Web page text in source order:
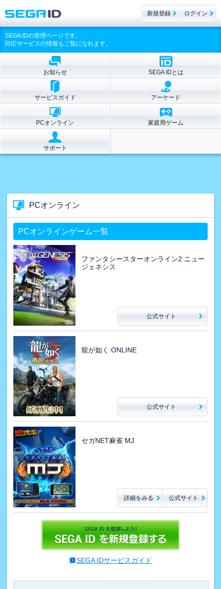
SEGA IDの管理ページです。
対応サービスの情報もご覧になれます。
お知らせ SEGA IDとは
サービスガイド アーケード
PCオンライン 家庭用ゲーム
サポート
PCオンライン
PCオンラインゲーム一覧
ファンタシースターオンライン2 ニュー
ジェネシス
公式サイト
龍が如く ONLINE
公式サイト
セガNET麻雀 MJ
詳細をみる 公式サイト
SEGA IDサービスガイド
新規登録 ログイン